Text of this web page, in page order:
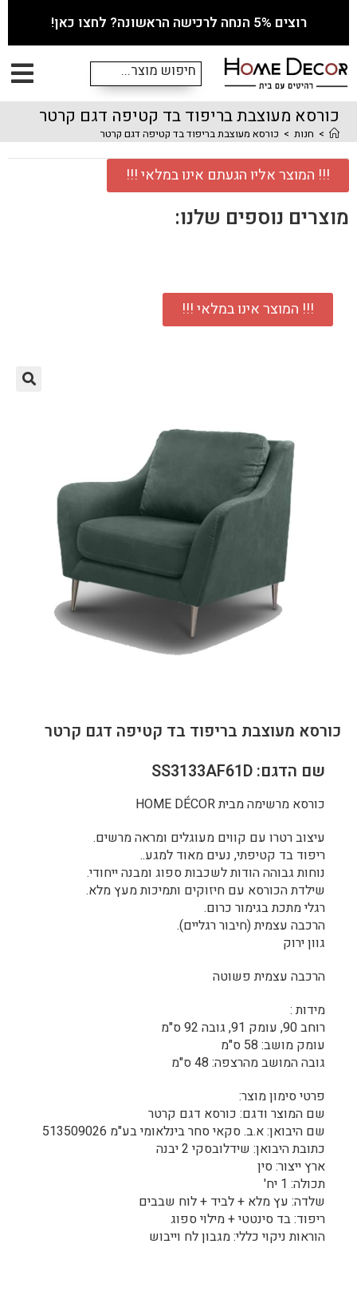
רוצים 5% הנחה לרכישה הראשונה? לחצו כאן!
כורסא מעוצבת בריפוד בד קטיפה דגם קרטר
> חנות > כורסא מעוצבת בריפוד בד קטיפה דגם קרטר
!!! המוצר אליו הגעתם אינו במלאי !!!
מוצרים נוספים שלנו:
!!! המוצר אינו במלאי !!!
כורסא מעוצבת בריפוד בד קטיפה דגם קרטר
שם הדגם: SS3133AF61D
כורסא מרשימה מבית HOME DÉCOR
עיצוב רטרו עם קווים מעוגלים ומראה מרשים.
ריפוד בד קטיפתי, נעים מאוד למגע..
נוחות גבוהה הודות לשכבות ספוג ומבנה ייחודי.
שילדת הכורסא עם חיזוקים ותמיכות מעץ מלא.
רגלי מתכת בגימור כרום.
הרכבה עצמית (חיבור רגליים).
גוון ירוק
הרכבה עצמית פשוטה
מידות :
רוחב 90, עומק 91, גובה 92 ס"מ
עומק מושב: 58 ס"מ
גובה המושב מהרצפה: 48 ס"מ
פרטי סימון מוצר:
שם המוצר ודגם: כורסא דגם קרטר
שם היבואן: א.ב. סקאי סחר בינלאומי בע"מ 513509026
כתובת היבואן: שידלובסקי 2 יבנה
ארץ ייצור: סין
תכולה: 1 יח'
שלדה: עץ מלא + לביד + לוח שבבים
ריפוד: בד סינטטי + מילוי ספוג
הוראות ניקוי כללי: מגבון לח וייבוש